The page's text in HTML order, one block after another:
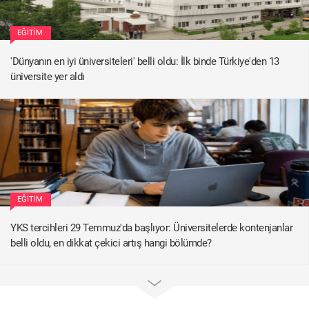
EĞITIM
'Dünyanın en iyi üniversiteleri' belli oldu: İlk binde Türkiye'den 13
üniversite yer aldı
EĞITIM
YKS tercihleri 29 Temmuz'da başlıyor: Üniversitelerde kontenjanlar
belli oldu, en dikkat çekici artış hangi bölümde?